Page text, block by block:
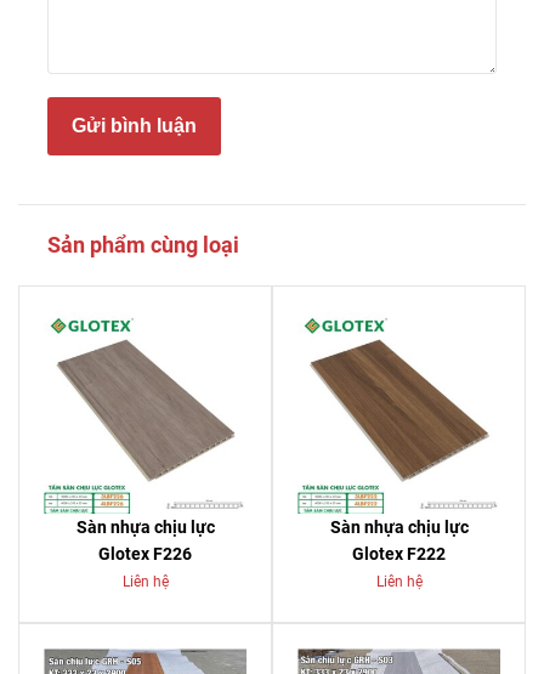
Gửi bình luận
Sản phẩm cùng loại
Sàn nhựa chịu lực
Glotex F226
Liên hệ
Sàn nhựa chịu lực
Glotex F222
Liên hệ